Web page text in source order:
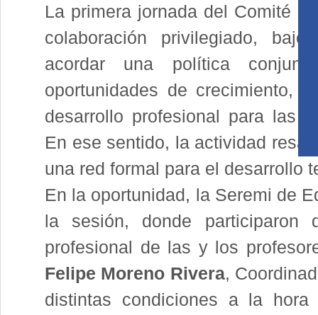
La primera jornada del Comité
colaboración privilegiado,
acordar una política
oportunidades de crecimiento,
desarrollo profesional para las
En ese sentido, la actividad
una red formal para el desarrollo
En la oportunidad, la Seremi de
la sesión, donde participaron
profesional de las y los
Felipe Moreno Rivera,
distintas condiciones a la